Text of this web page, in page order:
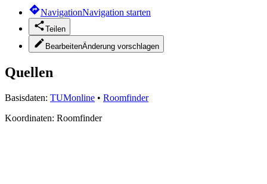
NavigationNavigation starten
Teilen
BearbeitenÄnderung vorschlagen
Quellen
Basisdaten: TUMonline • Roomfinder
Koordinaten: Roomfinder